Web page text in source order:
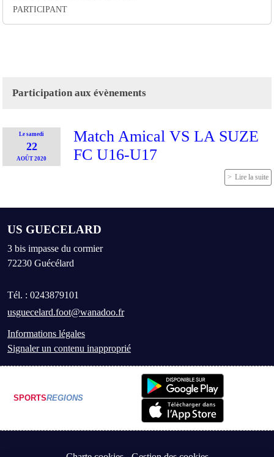
PARTICIPANT
Participation aux évènements
Le samedi
22
AOÛT 2020
Match Amical VS LA SUZE
FC U16-U17
Lire la suite
US GUECELARD
3 bis impasse du cormier
72230 Guécélard
Tél. : 0243879101
usguecelard.foot@wanadoo.fr
Informations légales
Signaler un contenu inapproprié
SPORTSREGIONS